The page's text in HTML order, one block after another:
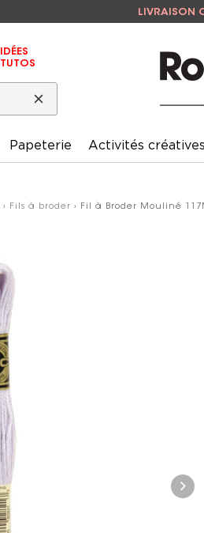
LIVRAISON
IDÉES
TUTOS
Papeterie Activités créatives
› Fils à broder › Fil à Broder Mouliné